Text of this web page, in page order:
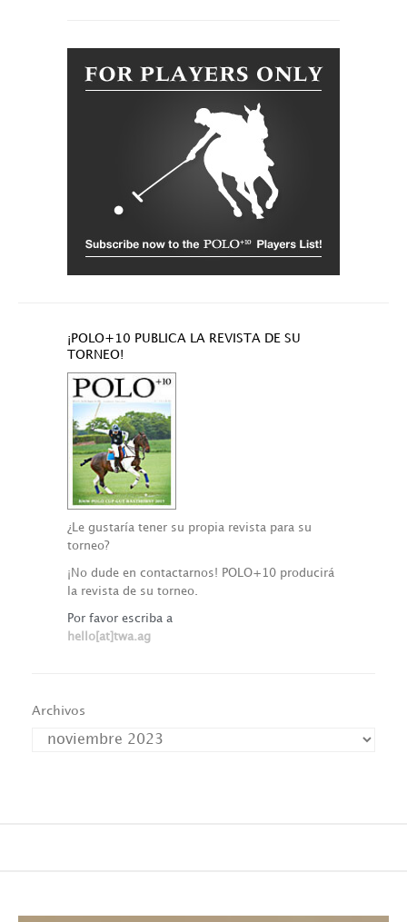
¡POLO+10 PUBLICA LA REVISTA DE SU
TORNEO!
¿Le gustaría tener su propia revista para su
torneo?
¡No dude en contactarnos! POLO+10 producirá
la revista de su torneo.
Por favor escriba a
hello[at]twa.ag
Archivos